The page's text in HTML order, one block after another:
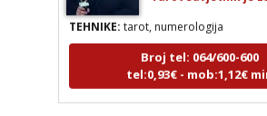
TEHNIKE:tarot, numerologija
Broj tel: 064/600-600
tel:0,93€ - mob:1,12€ min